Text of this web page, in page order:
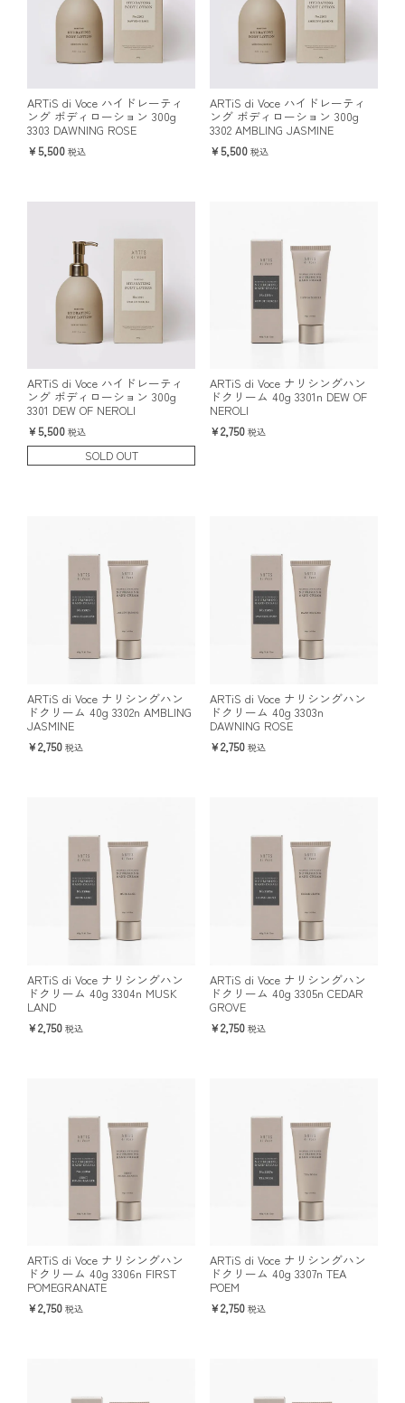
ARTiS di Voce ハイドレーティ
ング ボディローション 300g
3303 DAWNING ROSE
5,500 税込
ARTiS di Voce ハイドレーティ
ング ボディローション 300g
3302 AMBLING JASMINE
5,500 税込
ARTiS di Voce ハイドレーティ
ング ボディローション 300g
3301 DEW OF NEROLI
5,500 税込
SOLD OUT
ARTiS di Voce ナリシングハン
ドクリーム 40g 3301n DEW OF
NEROLI
2,750 税込
ARTiS di Voce ナリシングハン
ドクリーム 40g 3302n AMBLING
JASMINE
2,750 税込
ARTiS di Voce ナリシングハン
ドクリーム 40g 3303n
DAWNING ROSE
2,750 税込
ARTiS di Voce ナリシングハン
ドクリーム 40g 3304n MUSK
LAND
2,750 税込
ARTiS di Voce ナリシングハン
ドクリーム 40g 3305n CEDAR
GROVE
2,750 税込
ARTiS di Voce ナリシングハン
ドクリーム 40g 3306n FIRST
POMEGRANATE
2,750 税込
ARTiS di Voce ナリシングハン
ドクリーム 40g 3307n TEA
POEM
2,750 税込